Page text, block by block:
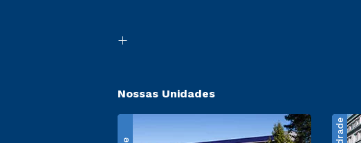
Nossas Unidades